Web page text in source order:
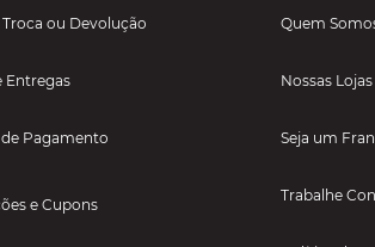
ou Devolução
Entregas
Pagamento
e Cupons
Quem
Nossas Lojas
Seja um
Trabalhe